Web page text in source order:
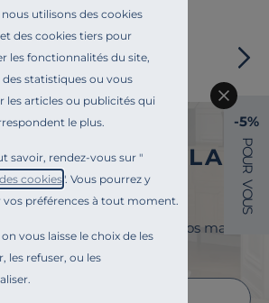
utilisons des cookies
des cookies tiers pour
les fonctionnalités du site,
statistiques ou vous
les articles ou publicités qui
le plus.
savoir, rendez-vous sur "
cookies". Vous pourrez y
vos préférences à tout moment.
vous laisse le choix de les
les refuser, ou les
Paiement sécurisé
VOUS À LA
newsletter et surveillez vos mails
de 5% de remise !
-5%
P
O
U
R
V
O
U
S